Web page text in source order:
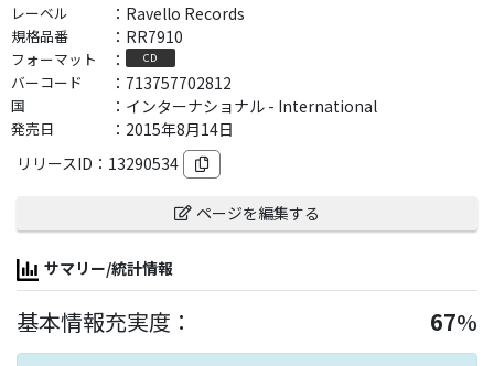
レーベル ： Ravello Records
規格品番 ： RR7910
フォーマット ： CD
バーコード ： 713757702812
国 ： インターナショナル - International
発売日 ： 2015年8月14日
リリースID： 13290534
ページを編集する
サマリー/統計情報
基本情報充実度： 67%